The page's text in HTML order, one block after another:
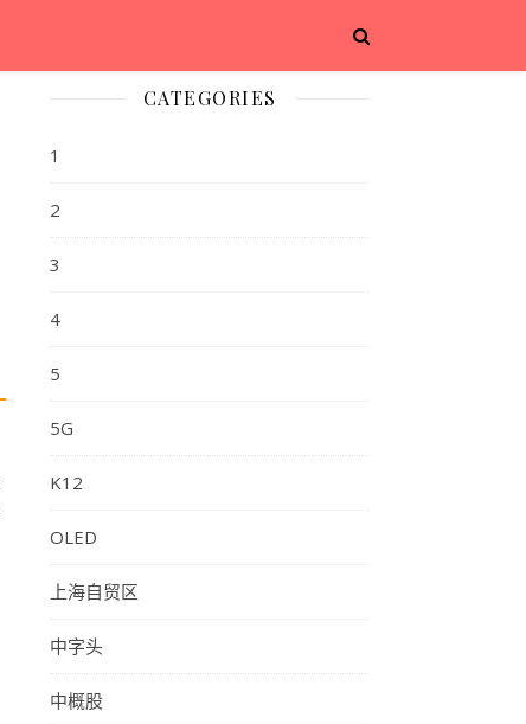
CATEGORIES
1
2
3
4
5
5G
K12
OLED
上海自贸区
中字头
中概股